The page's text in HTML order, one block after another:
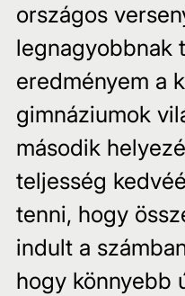
országos
legnagyobbnak
eredményem a
gimnáziumok
második
teljesség
tenni, hogy
indult a
hogy könnyebb